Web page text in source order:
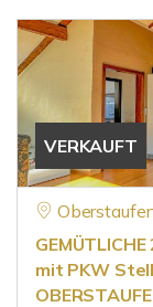
VERKAUFT
mit PKW